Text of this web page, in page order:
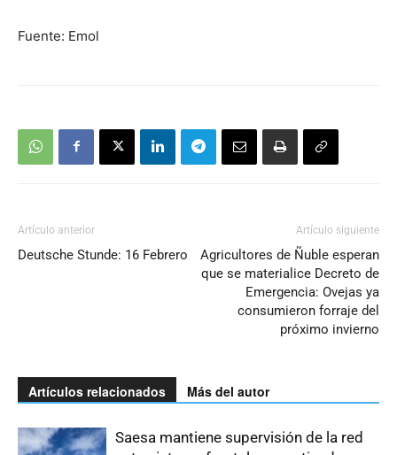
Fuente: Emol
Artículo anterior
Deutsche Stunde: 16 Febrero
Artículo siguiente
Agricultores de Ñuble esperan
que se materialice Decreto de
Emergencia: Ovejas ya
consumieron forraje del
próximo invierno
Artículos relacionados Más del autor
Saesa mantiene supervisión de la red